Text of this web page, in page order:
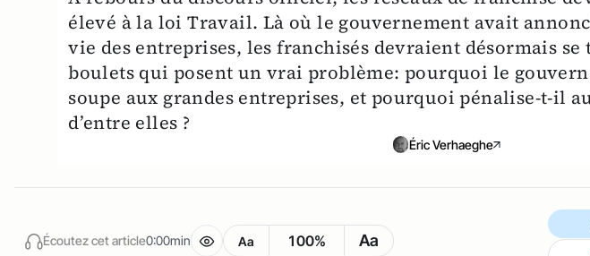
élevé à la loi Travail. Là où le gouvernement avait
vie des entreprises, les franchisés devraient désormais
boulets qui posent un vrai problème: pourquoi le
soupe aux grandes entreprises, et pourquoi pénalise-t-il
d’entre elles ?
Éric Verhaeghe
Écoutez cet article0:00min Aa 100% Aa